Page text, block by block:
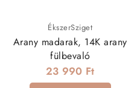
ÉkszerSziget
Arany madarak, 14K arany
fülbevaló
23 990 Ft